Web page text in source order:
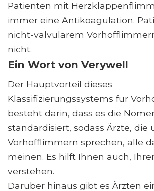
Patienten mit
immer eine Antikoagulation.
nicht-valvulärem
nicht.
Ein Wort von Verywell
Der Hauptvorteil dieses
Klassifizierungssystems für
besteht darin, dass es die
standardisiert, sodass Ärzte, die
Vorhofflimmern sprechen, alle
meinen. Es hilft Ihnen auch,
verstehen.
Darüber hinaus gibt es Ärzten